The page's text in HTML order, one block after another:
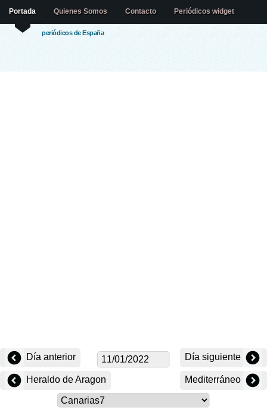
periódicos de España
Portada Quienes Somos Contacto Periódicos widget
Día anterior Día siguiente
Heraldo de Aragon Mediterráneo